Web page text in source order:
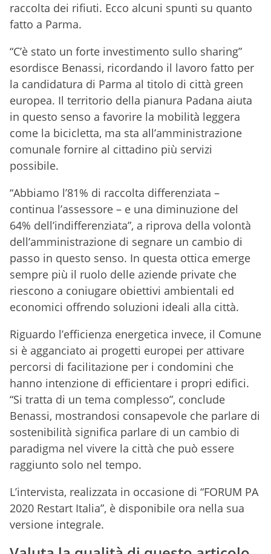
raccolta dei rifiuti. Ecco alcuni spunti su quanto
fatto a Parma.
“C’è stato un forte investimento sullo sharing”
esordisce Benassi, ricordando il lavoro fatto per
la candidatura di Parma al titolo di città green
europea. Il territorio della pianura Padana aiuta
in questo senso a favorire la mobilità leggera
come la bicicletta, ma sta all’amministrazione
comunale fornire al cittadino più servizi
possibile.
“Abbiamo l’81% di raccolta differenziata –
continua l’assessore – e una diminuzione del
64% dell’indifferenziata”, a riprova della volontà
dell’amministrazione di segnare un cambio di
passo in questo senso. In questa ottica emerge
sempre più il ruolo delle aziende private che
riescono a coniugare obiettivi ambientali ed
economici offrendo soluzioni ideali alla città.
Riguardo l’efficienza energetica invece, il Comune
si è agganciato ai progetti europei per attivare
percorsi di facilitazione per i condomini che
hanno intenzione di efficientare i propri edifici.
“Si tratta di un tema complesso”, conclude
Benassi, mostrandosi consapevole che parlare di
sostenibilità significa parlare di un cambio di
paradigma nel vivere la città che può essere
raggiunto solo nel tempo.
L’intervista, realizzata in occasione di “FORUM PA
2020 Restart Italia”, è disponibile ora nella sua
versione integrale.